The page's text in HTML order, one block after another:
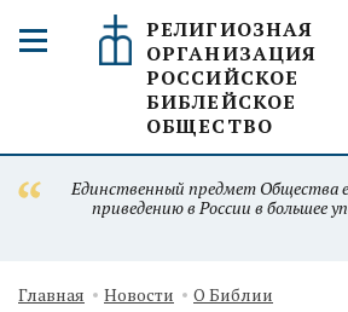
РЕЛИГИОЗНАЯ
ОРГАНИЗАЦИЯ
РОССИЙСКОЕ
БИБЛЕЙСКОЕ
ОБЩЕСТВО
Единственный предмет Общества
приведению в России в большее
Главная Новости
О Библии